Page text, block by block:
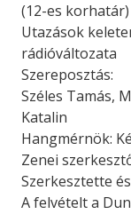
(12-es korhatár)
Utazások
rádióváltozata
Szereposztás:
Széles Tamás,
Katalin
Hangmérnök:
Zenei
Szerkesztette
A felvételt a